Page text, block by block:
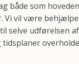
både som
Vi vil være
selve udførelsen